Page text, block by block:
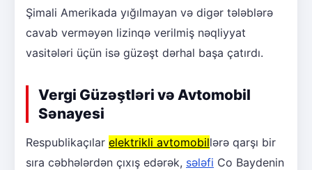
Şimali Amerikada yığılmayan və digər tələblərə
cavab verməyən lizinqə verilmiş nəqliyyat
vasitələri üçün isə güzəşt dərhal başa çatırdı.
Vergi Güzəştləri və Avtomobil
Sənayesi
Respublikaçılar elektrikli avtomobillərə qarşı bir
sıra cəbhələrdən çıxış edərək, sələfi Co Baydenin